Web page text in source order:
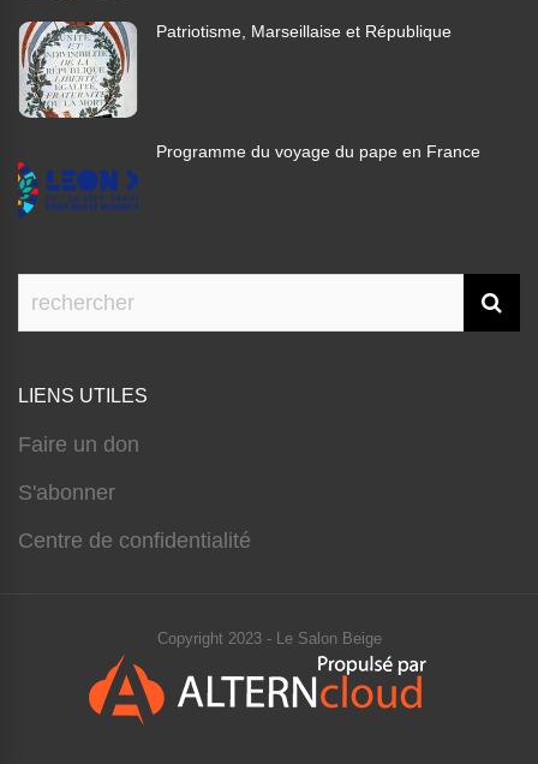
Patriotisme, Marseillaise et République
Programme du voyage du pape en France
LIENS UTILES
Faire un don
S'abonner
Centre de confidentialité
Copyright 2023 - Le Salon Beige